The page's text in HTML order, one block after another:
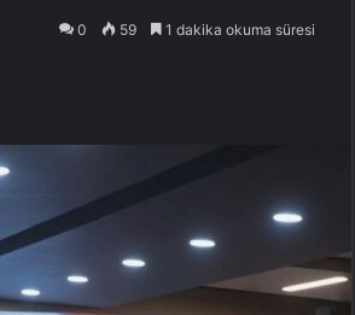
0 59 1 dakika okuma süresi